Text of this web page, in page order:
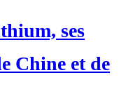
ses
Chine et de